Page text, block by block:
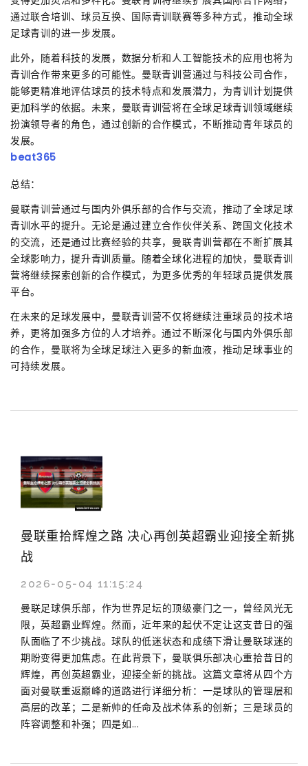
通过联合培训、球员互换、国际青训联赛等多种方式，推动全球
足球青训的进一步发展。
此外，随着科技的发展，数据分析和人工智能技术的应用也将为
青训合作带来更多的可能性。曼联青训营通过与科技公司合作，
能够更精准地评估球员的技术特点和发展潜力，为青训计划提供
更加科学的依据。未来，曼联青训营将在全球足球青训领域继续
扮演领导者的角色，通过创新的合作模式，不断推动青年球员的
发展。
beat365
总结：
曼联青训营通过与国内外俱乐部的合作与交流，推动了全球足球
青训水平的提升。无论是通过建立合作伙伴关系、跨国文化技术
的交流，还是通过比赛经验的共享，曼联青训营都在不断扩展其
全球影响力，提升青训质量。随着全球化进程的加快，曼联青训
营将继续探索创新的合作模式，为更多优秀的年轻球员提供发展
平台。
在未来的足球发展中，曼联青训营不仅将继续注重球员的技术培
养，更将加强多方位的人才培养。通过不断深化与国内外俱乐部
的合作，曼联将为全球足球注入更多的新血液，推动足球事业的
可持续发展。
曼联重拾辉煌之路 决心再创英超霸业迎接全新挑
战
2026-05-04 11:15:24
曼联足球俱乐部，作为世界足坛的顶级豪门之一，曾经风光无
限，英超霸业辉煌。然而，近年来的起伏不定让这支昔日的强
队面临了不少挑战。球队的低迷状态和成绩下滑让曼联球迷的
期盼变得更加焦虑。在此背景下，曼联俱乐部决心重拾昔日的
辉煌，再创英超霸业，迎接全新的挑战。这篇文章将从四个方
面对曼联重返巅峰的道路进行详细分析：一是球队的管理层和
高层的改革；二是新帅的任命及战术体系的创新；三是球员的
阵容调整和补强；四是如...